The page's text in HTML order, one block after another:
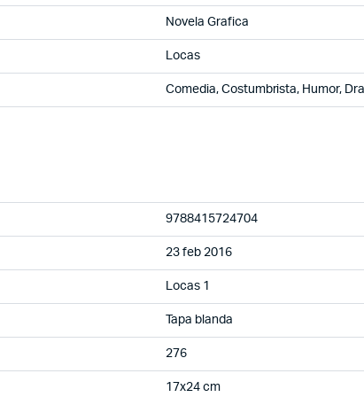
Novela Grafica
Locas
Comedia, Costumbrista, Humor,
9788415724704
23 feb 2016
Locas 1
Tapa blanda
276
17x24 cm